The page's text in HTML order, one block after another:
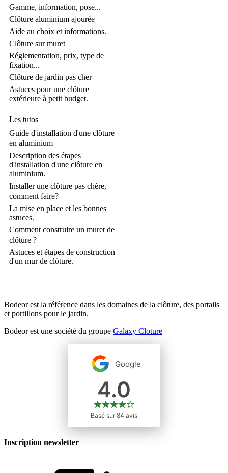
Gamme, information, pose...
Clôture aluminium ajourée
Aide au choix et informations.
Clôture sur muret
Réglementation, prix, type de
fixation...
Clôture de jardin pas cher
Astuces pour une clôture
extérieure à petit budget.
Les tutos
Guide d'installation d'une clôture
en aluminium
Description des étapes
d'installation d'une clôture en
aluminium.
Installer une clôture pas chère,
comment faire?
La mise en place et les bonnes
astuces.
Comment construire un muret de
clôture ?
Astuces et étapes de construction
d'un mur de clôture.
Bodeor est la référence dans les domaines de la clôture, des portails
et portillons pour le jardin.
Bodeor est une société du groupe Galaxy Cloture
Inscription newsletter